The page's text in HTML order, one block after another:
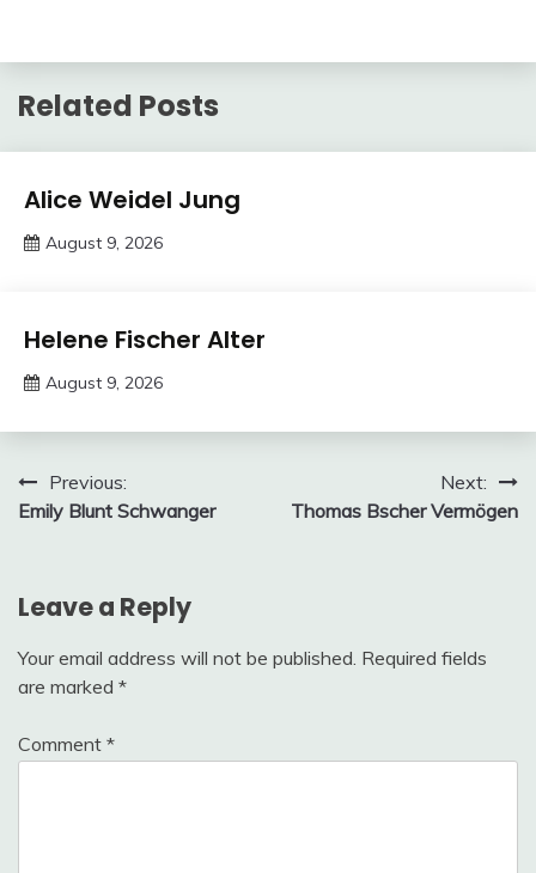
Related Posts
Trends
Alice Weidel Jung
August 9, 2026
Trends
Helene Fischer Alter
August 9, 2026
Meme
Post
navigation
Previous:
Emily Blunt Schwanger
Next:
Thomas Bscher Vermögen
Leave a Reply
Your email address will not be published. Required fields
are marked *
Comment *